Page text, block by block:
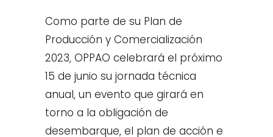
Como parte de su Plan de
Producción y Comercialización
2023, OPPAO celebrará el próximo
15 de junio su jornada técnica
anual, un evento que girará en
torno a la obligación de
desembarque, el plan de acción e